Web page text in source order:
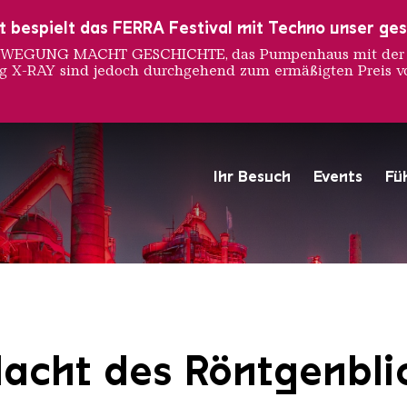
Ihr Besuch Events
Hochofengruppe in Rot
Copyright: Weltkulturerbe
des
bespielt das FERRA Festival mit Techno unser
MACHT GESCHICHTE, das Pumpenhaus mit
RAY sind jedoch durchgehend zum ermäßigten Preis